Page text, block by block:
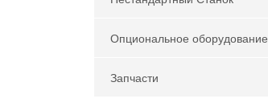
Опциональное оборудование
Запчасти